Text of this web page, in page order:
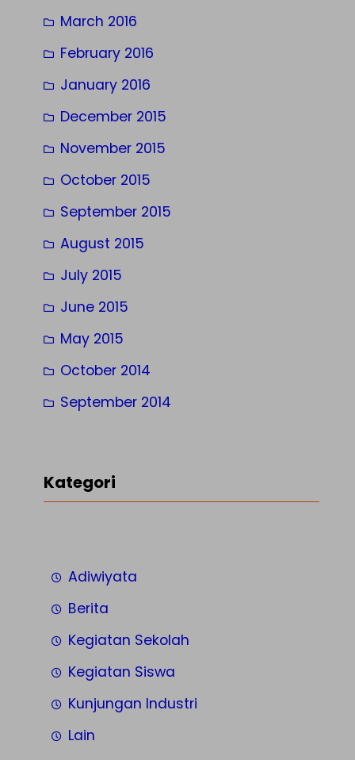
March 2016
February 2016
January 2016
December 2015
November 2015
October 2015
September 2015
August 2015
July 2015
June 2015
May 2015
October 2014
September 2014
Kategori
Adiwiyata
Berita
Kegiatan Sekolah
Kegiatan Siswa
Kunjungan Industri
Lain